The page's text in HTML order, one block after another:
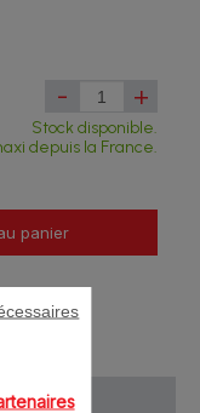
- +
Stock disponible.
depuis la France.
panier